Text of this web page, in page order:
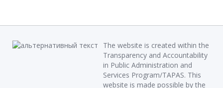
The website is created within the
Transparency and Accountability
in Public Administration and
Services Program/TAPAS. This
website is made possible by the